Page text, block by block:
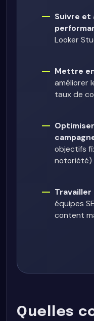
Suivre et
Looker
Mettre
améliorer
taux de
objectifs
notoriété)
équipes
content
Quelles